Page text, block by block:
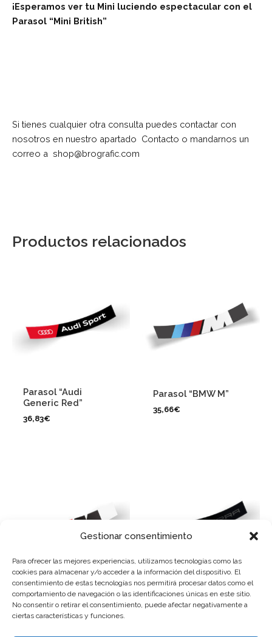
Gestionar consentimiento
Para ofrecer las mejores experiencias, utilizamos tecnologías como las
cookies para almacenar y/o acceder a la información del dispositivo. El
consentimiento de estas tecnologías nos permitirá procesar datos como el
comportamiento de navegación o las identificaciones únicas en este sitio.
No consentir o retirar el consentimiento, puede afectar negativamente a
ciertas características y funciones.
¡Esperamos ver tu Mini luciendo espectacular con el
Parasol “Mini British”
Si tienes cualquier otra consulta puedes contactar con
nosotros en nuestro apartado Contacto o mandarnos un
correo a shop@brografic.com
Productos relacionados
Parasol “Audi
Generic Red”
36,83€
Parasol “BMW M”
35,66€
Parasol “BMW M WE”
36,83€
Parasol “Cupra Co”
44,78€